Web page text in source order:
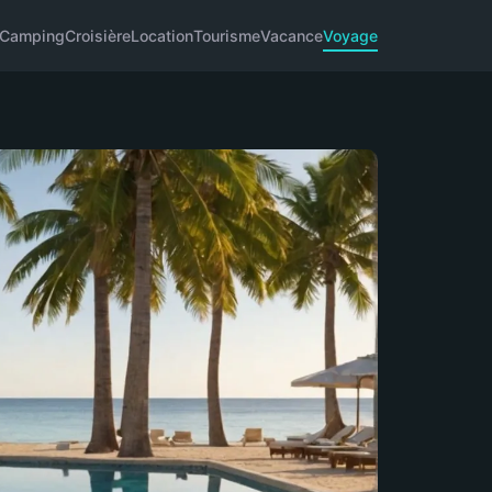
CampingCroisièreLocationTourismeVacanceVoyage